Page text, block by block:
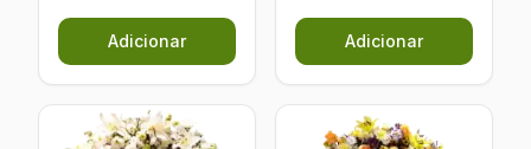
Adicionar Adicionar